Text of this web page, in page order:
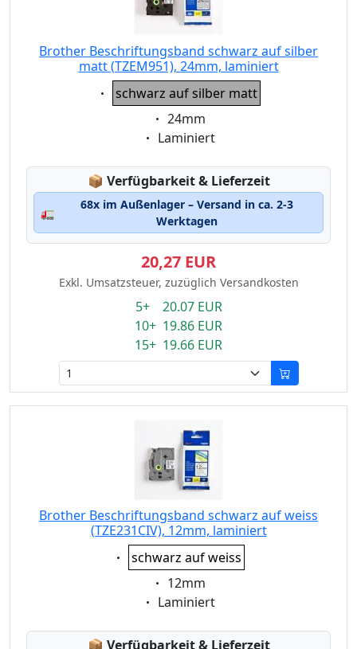
Brother Beschriftungsband schwarz auf silber
matt (TZEM951), 24mm, laminiert
Eigenschaft:
schwarz auf silber matt
Eigenschaft:
24mm
Eigenschaft:
Laminiert
📦 Lagerstatus:
Verfügbarkeit & Lieferzeit
🚛
68x im Außenlager – Versand in ca. 2-3
Werktagen
20,27 EUR
Exkl. Umsatzsteuer, zuzüglich Versandkosten
5+ 20.07 EUR
10+ 19.86 EUR
15+ 19.66 EUR
Brother Beschriftungsband schwarz auf weiss
(TZE231CIV), 12mm, laminiert
Eigenschaft:
schwarz auf weiss
Eigenschaft:
12mm
Eigenschaft:
Laminiert
📦 Lagerstatus:
Verfügbarkeit & Lieferzeit